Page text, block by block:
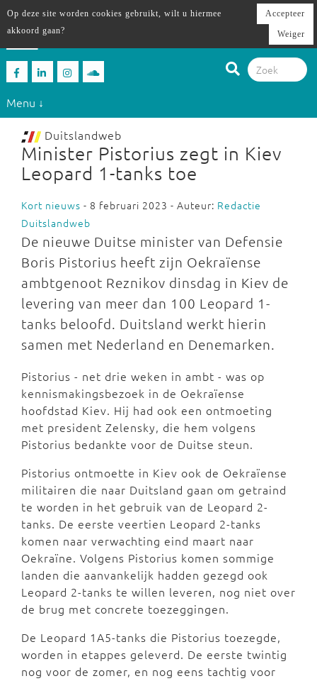
Menu ↓
Duitslandweb
Minister Pistorius zegt in Kiev
Leopard 1-tanks toe
Kort nieuws - 8 februari 2023 - Auteur: Redactie
Duitslandweb
De nieuwe Duitse minister van Defensie
Boris Pistorius heeft zijn Oekraïense
ambtgenoot Reznikov dinsdag in Kiev de
levering van meer dan 100 Leopard 1-
tanks beloofd. Duitsland werkt hierin
samen met Nederland en Denemarken.
Pistorius - net drie weken in ambt - was op
kennismakingsbezoek in de Oekraïense
hoofdstad Kiev. Hij had ook een ontmoeting
met president Zelensky, die hem volgens
Pistorius bedankte voor de Duitse steun.
Pistorius ontmoette in Kiev ook de Oekraïense
militairen die naar Duitsland gaan om getraind
te worden in het gebruik van de Leopard 2-
tanks. De eerste veertien Leopard 2-tanks
komen naar verwachting eind maart naar
Oekraïne. Volgens Pistorius komen sommige
landen die aanvankelijk hadden gezegd ook
Leopard 2-tanks te willen leveren, nog niet over
de brug met concrete toezeggingen.
De Leopard 1A5-tanks die Pistorius toezegde,
worden in etappes geleverd. De eerste twintig
nog voor de zomer, en nog eens tachtig voor
Op deze site worden cookies gebruikt, wilt u hiermee
akkoord gaan?
Accepteer
Weiger